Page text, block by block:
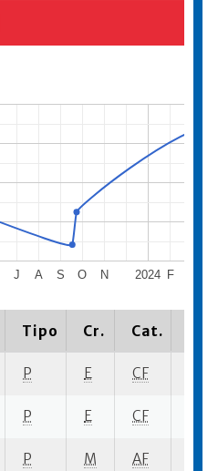
2024
J A S O N F
Tipo Cr. Cat.
P E CF
P E CF
P M AF